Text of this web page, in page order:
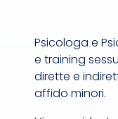
Psicologa e
e training
dirette e
affido minori.